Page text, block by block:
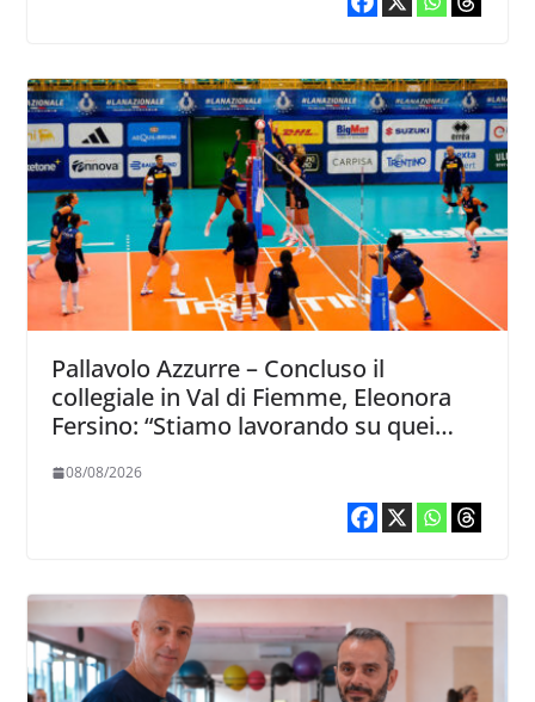
Pallavolo Azzurre – Concluso il
collegiale in Val di Fiemme, Eleonora
Fersino: “Stiamo lavorando su quei
08/08/2026